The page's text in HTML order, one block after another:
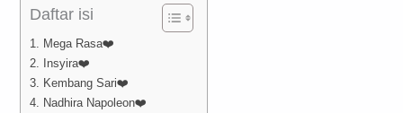
Daftar isi
1. Mega Rasa❤️
2. Insyira❤️
3. Kembang Sari❤️
4. Nadhira Napoleon❤️